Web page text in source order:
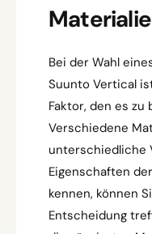
Bei der Wahl
Suunto Vertical
Faktor, den es
Verschiedene
unterschiedliche
Eigenschaften
kennen, können
Entscheidung